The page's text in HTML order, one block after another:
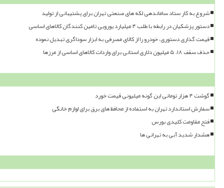
شروع به کار ستاد ساماندهی لکه های صنعتی تهران برای پشتیبانی از تولید
دستور پزشکیان در رابطه با طلب ۴ میلیارد یورویی تامین کنندگان کالاهای اساسی
قیمت گذاری دستوری، خودرو را از کالای مصرفی به ابزار سوداگری تبدیل نموده
حذف سقف ۱۸، ۵ میلیون دلاری استانی برای واردات کالاهای اساسی از مرزها
گوشت ۴ هزار تومانی این گونه میلیونی قیمت خورد
سفارش استاندارد تهران به استفاده از محافظ های برق برای لوازم خانگی
فتح مقاومت کلیدی بورس
هشدار شدید آبی به تهرانی ها